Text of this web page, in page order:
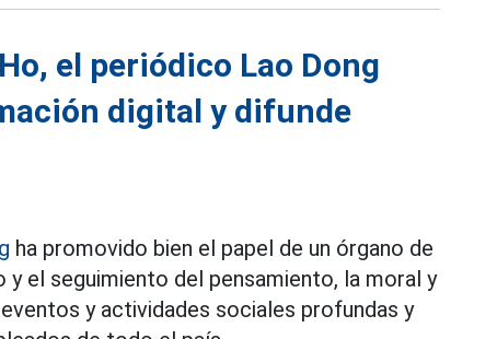
el periódico Lao Dong
digital y difunde
ha promovido bien el papel de un órgano de
y el seguimiento del pensamiento, la moral y
y actividades sociales profundas y